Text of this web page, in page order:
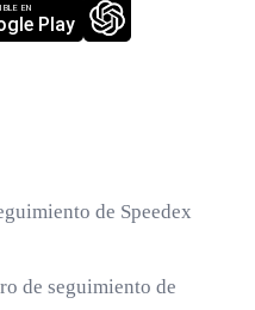
Play
EN
de Speedex
de seguimiento de